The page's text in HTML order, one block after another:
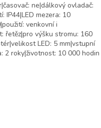
ne|dálkový ovladač:
IP44|LED mezera: 10
venkovní i
řetěz|pro výšku stromu: 160
LED: 5 mm|vstupní
2 roky|životnost: 10 000 hodin